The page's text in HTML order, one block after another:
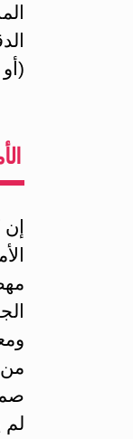
من
لم